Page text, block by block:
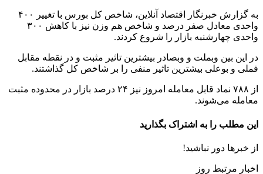
به گزارش خبرنگار اقتصاد آنلاین، شاخص کل بورس با تغییر ۴۰۰
واحدی معادل صفر درصد و شاخص هم وزن نیز با کاهش ۳۰۰
واحدی چهارشنبه بازار را شروع کردند.
در این بین وبملت و وبصادر بیشترین تاثیر مثبت و در نقطه مقابل
فملی و بوعلی بیشترین تاثیر منفی را بر شاخص کل گذاشتند.
از ۷۸۸ نماد قابل معامله امروز نیز ۲۴ درصد بازار در محدوده مثبت
معامله می‌شوند.
این مطلب را به اشتراک بگذارید
از خبرها دور نباشید!
اخبار مرتبط روز